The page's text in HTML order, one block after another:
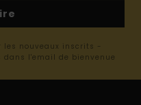
les nouveaux inscrits -
l'email de bienvenue